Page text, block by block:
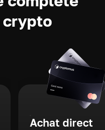
Achat direct